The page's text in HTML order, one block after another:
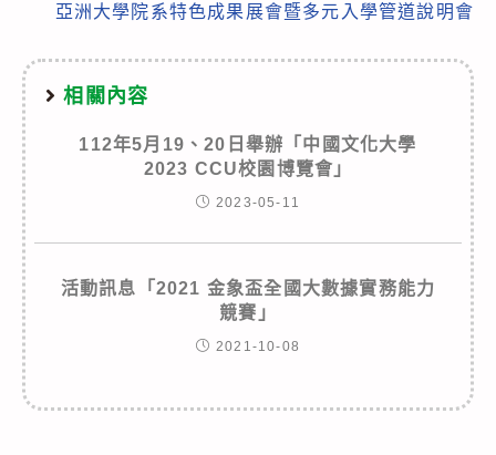
亞洲大學院系特色成果展會暨多元入學管道說明會
相關內容
112年5月19、20日舉辦「中國文化大學
2023 CCU校園博覽會」
2023-05-11
活動訊息「2021 金象盃全國大數據實務能力
競賽」
2021-10-08